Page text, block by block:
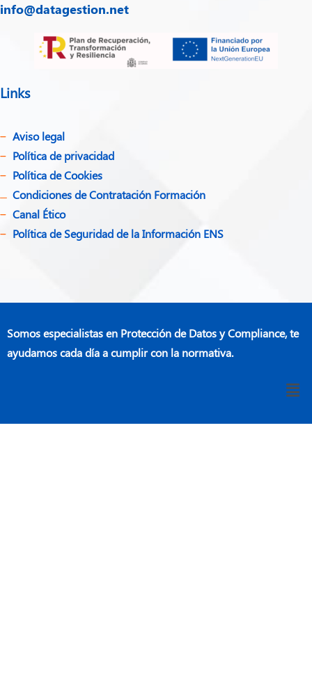
info@datagestion.net
Links
Aviso legal
Política de privacidad​
Política de Cookies
Condiciones de Contratación Formación
Canal Ético
Política de Seguridad de la Información ENS
Somos especialistas en Protección de Datos y Compliance, te
ayudamos cada día a cumplir con la normativa.